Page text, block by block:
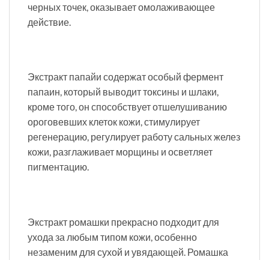
черных точек, оказывает омолаживающее
действие.
Экстракт папайи содержат особый фермент
папаин, который выводит токсины и шлаки,
кроме того, он способствует отшелушиванию
ороговевших клеток кожи, стимулирует
регенерацию, регулирует работу сальных желез
кожи, разглаживает морщины и осветляет
пигментацию.
Экстракт ромашки прекрасно подходит для
ухода за любым типом кожи, особенно
незаменим для сухой и увядающей. Ромашка